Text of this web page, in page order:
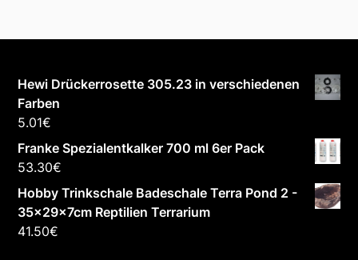
Hewi Drückerrosette 305.23 in verschiedenen
Farben
5.01€
Franke Spezialentkalker 700 ml 6er Pack
53.30€
Hobby Trinkschale Badeschale Terra Pond 2 -
35x29x7cm Reptilien Terrarium
41.50€